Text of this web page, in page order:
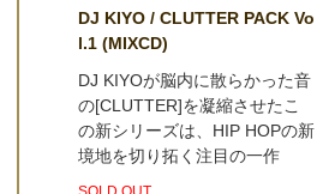
DJ KIYO / CLUTTER PACK Vo
l.1 (MIXCD)
DJ KIYOが脳内に散らかった音
の[CLUTTER]を凝縮させたこ
の新シリーズは、HIP HOPの新
境地を切り拓く注目の一作